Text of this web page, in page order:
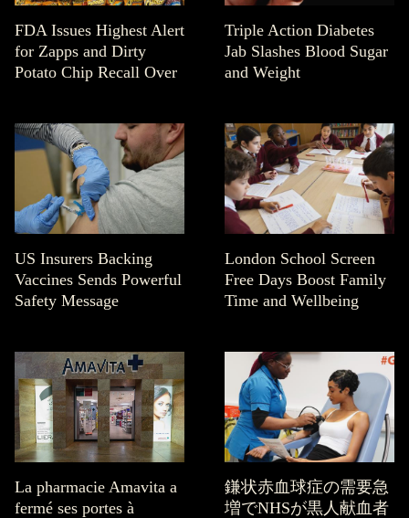
FDA Issues Highest Alert
for Zapps and Dirty
Potato Chip Recall Over
Triple Action Diabetes
Jab Slashes Blood Sugar
and Weight
US Insurers Backing
Vaccines Sends Powerful
Safety Message
London School Screen
Free Days Boost Family
Time and Wellbeing
La pharmacie Amavita a
fermé ses portes à
鎌状赤血球症の需要急
増でNHSが黒人献血者